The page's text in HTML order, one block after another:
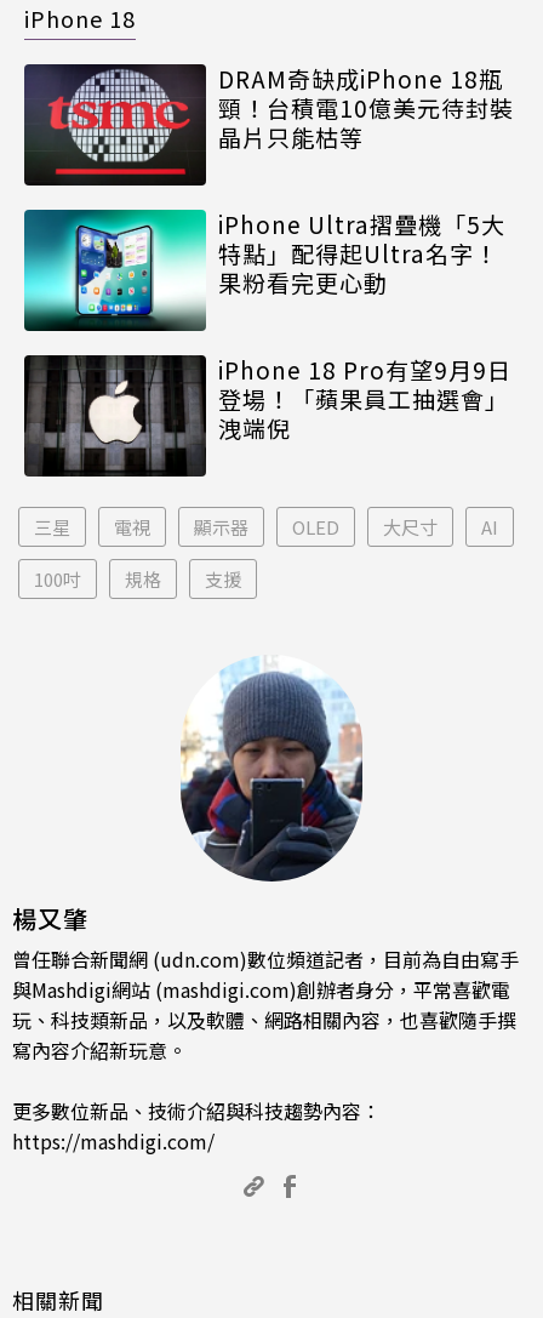
iPhone 18
DRAM奇缺成iPhone 18瓶
頸！台積電10億美元待封裝
晶片只能枯等
iPhone Ultra摺疊機「5大
特點」配得起Ultra名字！
果粉看完更心動
iPhone 18 Pro有望9月9日
登場！「蘋果員工抽選會」
洩端倪
三星 電視 顯示器 OLED 大尺寸 AI
100吋 規格 支援
楊又肇
曾任聯合新聞網 (udn.com)數位頻道記者，目前為自由寫手
與Mashdigi網站 (mashdigi.com)創辦者身分，平常喜歡電
玩、科技類新品，以及軟體、網路相關內容，也喜歡隨手撰
寫內容介紹新玩意。
更多數位新品、技術介紹與科技趨勢內容：
https://mashdigi.com/
相關新聞